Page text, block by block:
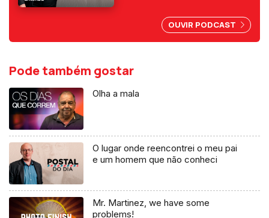
OUVIR PODCAST
Pode também gostar
Olha a mala
O lugar onde reencontrei o meu pai
e um homem que não conheci
Mr. Martinez, we have some
problems!